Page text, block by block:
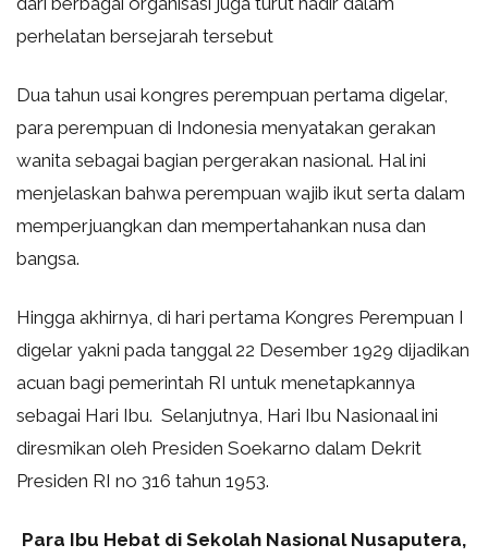
perhelatan bersejarah tersebut
Dua tahun usai kongres perempuan pertama digelar,
para perempuan di Indonesia menyatakan gerakan
wanita sebagai bagian pergerakan nasional. Hal ini
menjelaskan bahwa perempuan wajib ikut serta dalam
memperjuangkan dan mempertahankan nusa dan
bangsa.
Hingga akhirnya, di hari pertama Kongres Perempuan I
digelar yakni pada tanggal 22 Desember 1929 dijadikan
acuan bagi pemerintah RI untuk menetapkannya
sebagai Hari Ibu. Selanjutnya, Hari Ibu Nasionaal ini
diresmikan oleh Presiden Soekarno dalam Dekrit
Presiden RI no 316 tahun 1953.
Para Ibu Hebat di Sekolah Nasional Nusaputera,